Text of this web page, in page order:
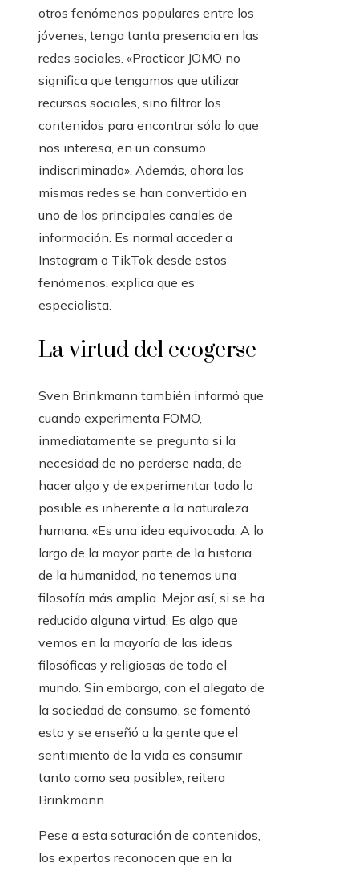
otros fenómenos populares entre los
jóvenes, tenga tanta presencia en las
redes sociales. «Practicar JOMO no
significa que tengamos que utilizar
recursos sociales, sino filtrar los
contenidos para encontrar sólo lo que
nos interesa, en un consumo
indiscriminado». Además, ahora las
mismas redes se han convertido en
uno de los principales canales de
información. Es normal acceder a
Instagram o TikTok desde estos
fenómenos, explica que es
especialista.
La virtud del ecogerse
Sven Brinkmann también informó que
cuando experimenta FOMO,
inmediatamente se pregunta si la
necesidad de no perderse nada, de
hacer algo y de experimentar todo lo
posible es inherente a la naturaleza
humana. «Es una idea equivocada. A lo
largo de la mayor parte de la historia
de la humanidad, no tenemos una
filosofía más amplia. Mejor así, si se ha
reducido alguna virtud. Es algo que
vemos en la mayoría de las ideas
filosóficas y religiosas de todo el
mundo. Sin embargo, con el alegato de
la sociedad de consumo, se fomentó
esto y se enseñó a la gente que el
sentimiento de la vida es consumir
tanto como sea posible», reitera
Brinkmann.
Pese a esta saturación de contenidos,
los expertos reconocen que en la